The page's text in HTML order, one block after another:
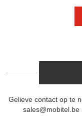
Gelieve contact op te
sales@mobitel.be